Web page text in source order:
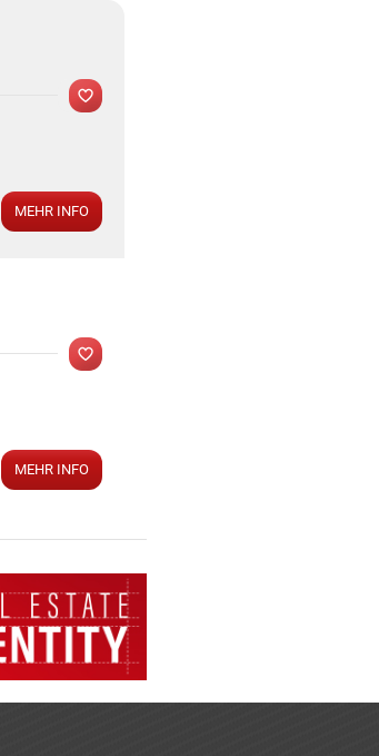
MEHR INFO
MEHR INFO